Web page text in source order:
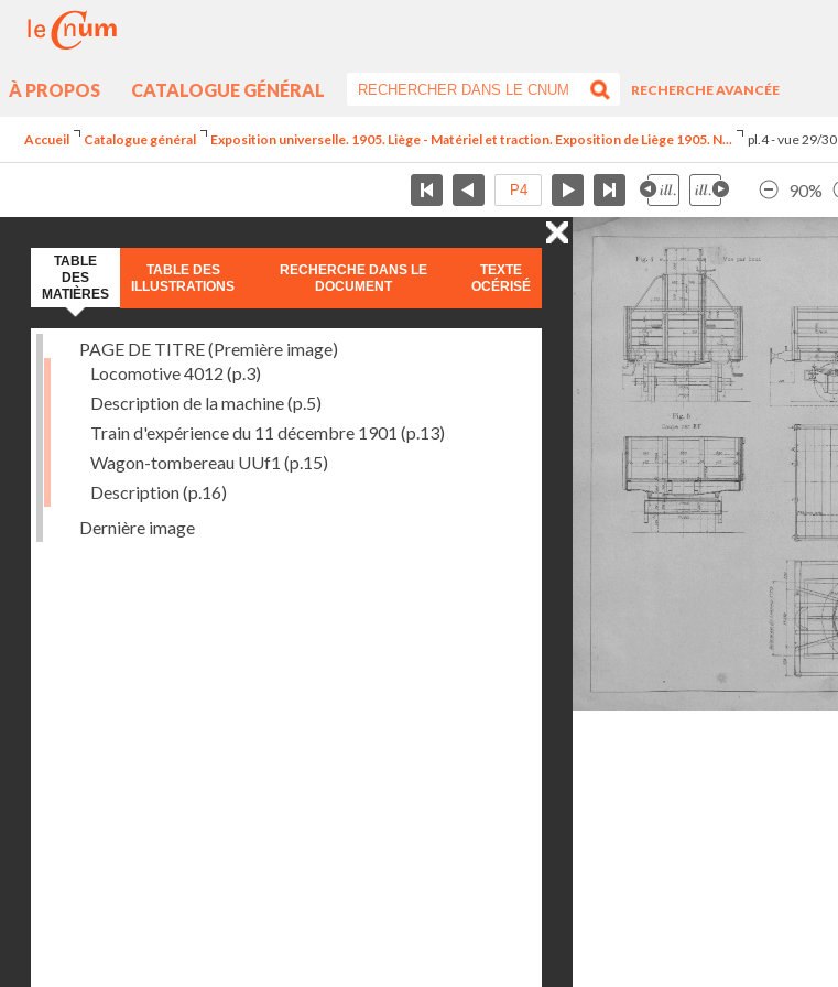
À PROPOS CATALOGUE GÉNÉRAL
RECHERCHE AVANCÉE
Accueil Catalogue général Exposition universelle. 1905. Liège - Matériel et traction. Exposition de Liège 1905. N... pl.4 - vue 29/30
90%
TABLE
DES
MATIÈRES
TABLE DES
ILLUSTRATIONS
RECHERCHE DANS LE
DOCUMENT
TEXTE
OCÉRISÉ
PAGE DE TITRE (Première image)
Locomotive 4012 (p.3)
Description de la machine(p.5)
Train d'expérience du 11 décembre 1901 (p.13)
Wagon-tombereau UUf1 (p.15)
Description(p.16)
Dernière image